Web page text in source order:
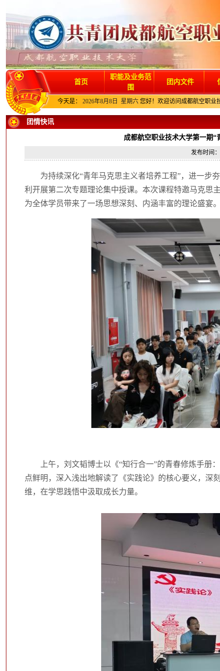
首页
职能及业务范
围
团内文件
今天是： 2026年8月8日 星期六 您好！欢迎访问成都航空职业
团情快讯
成都航空职业技术大学第一期
发布时间
为持续深化“青年马克思主义者培养工程”，进一步
利开展第二次专题理论集中授课。本次课程特邀马克思
为全体学员带来了一场思想深刻、内涵丰富的理论盛宴
上午，刘文韬博士以《“知行合一”的青春修炼手
点鲜明，深入浅出地解读了《实践论》的核心要义，深
维，在学思践悟中汲取成长力量。